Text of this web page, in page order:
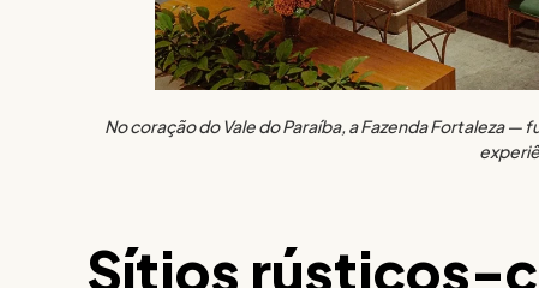
No coração do Vale do Paraíba, a Fazenda Fortaleza
Sítios rústicos-